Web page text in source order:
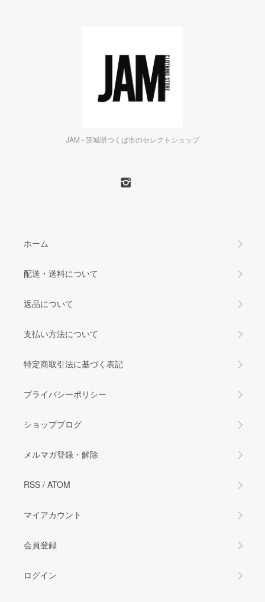
JAM - 茨城県つくば市のセレクトショップ
ホーム
配送・送料について
返品について
支払い方法について
特定商取引法に基づく表記
プライバシーポリシー
ショップブログ
メルマガ登録・解除
RSS / ATOM
マイアカウント
会員登録
ログイン